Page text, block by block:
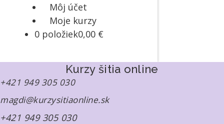
Môj účet
Moje kurzy
0 položiek0,00 €
Kurzy šitia online
+421 949 305 030
magdi@kurzysitiaonline.sk
+421 949 305 030